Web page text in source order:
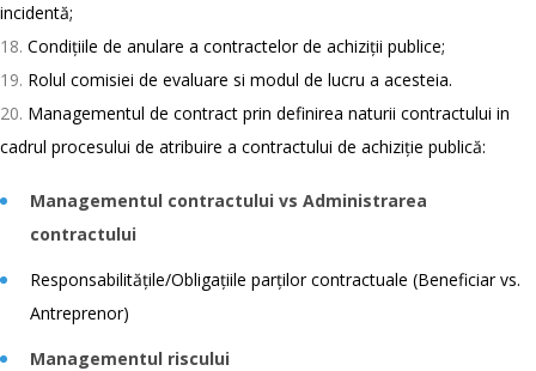
incidentă;
Condițiile de anulare a contractelor de achiziții publice;
Rolul comisiei de evaluare si modul de lucru a acesteia.
Managementul de contract prin definirea naturii contractului in
cadrul procesului de atribuire a contractului de achiziție publică:
Managementul contractului vs Administrarea
contractului
Responsabilitățile/Obligațiile parților contractuale (Beneficiar vs.
Antreprenor)
Managementul riscului